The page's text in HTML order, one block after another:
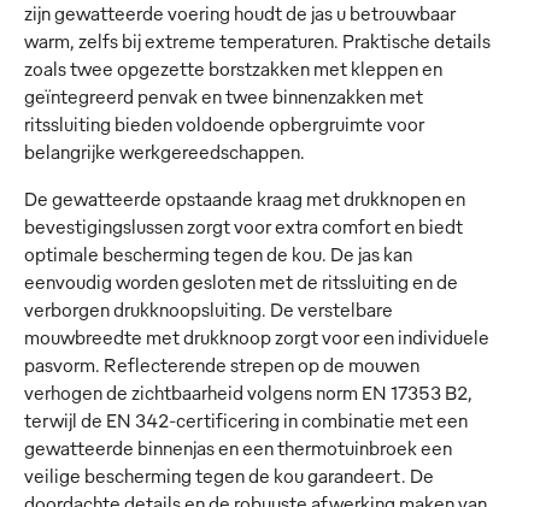
zijn gewatteerde voering houdt de jas u betrouwbaar
warm, zelfs bij extreme temperaturen. Praktische details
zoals twee opgezette borstzakken met kleppen en
geïntegreerd penvak en twee binnenzakken met
ritssluiting bieden voldoende opbergruimte voor
belangrijke werkgereedschappen.
De gewatteerde opstaande kraag met drukknopen en
bevestigingslussen zorgt voor extra comfort en biedt
optimale bescherming tegen de kou. De jas kan
eenvoudig worden gesloten met de ritssluiting en de
verborgen drukknoopsluiting. De verstelbare
mouwbreedte met drukknoop zorgt voor een individuele
pasvorm. Reflecterende strepen op de mouwen
verhogen de zichtbaarheid volgens norm EN 17353 B2,
terwijl de EN 342-certificering in combinatie met een
gewatteerde binnenjas en een thermotuinbroek een
veilige bescherming tegen de kou garandeert. De